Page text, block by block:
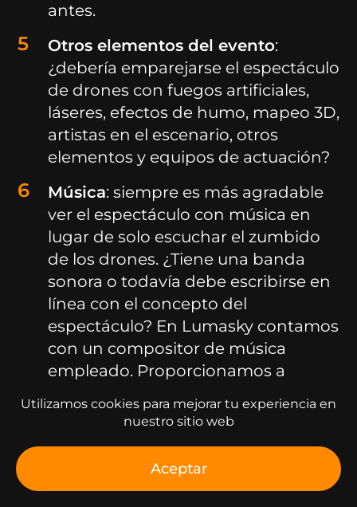
antes.
Otros elementos del evento:
¿debería emparejarse el espectáculo
de drones con fuegos artificiales,
láseres, efectos de humo, mapeo 3D,
artistas en el escenario, otros
elementos y equipos de actuación?
Música: siempre es más agradable
ver el espectáculo con música en
lugar de solo escuchar el zumbido
de los drones. ¿Tiene una banda
sonora o todavía debe escribirse en
línea con el concepto del
espectáculo? En Lumasky contamos
con un compositor de música
empleado. Proporcionamos a
drones completos como
capa extra de magia e inmersión.
Cronograma del proyecto: cuándo y
Utilizamos cookies para mejorar tu experiencia en
nuestro sitio web
Aceptar